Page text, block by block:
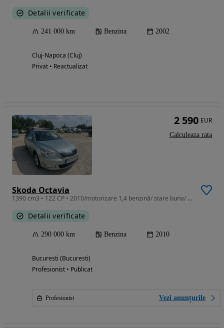
Detalii verificate
241 000 km Benzina 2002
Cluj-Napoca (Cluj)
Privat • Reactualizat
Skoda Octavia
1390 cm3 • 122 CP • 2010/motorizare 1,4 benzină/ stare buna/ pret 2590 euro
Detalii verificate
290 000 km Benzina 2010
Bucuresti (Bucuresti)
Profesionist • Publicat
Profesionist Vezi anunțurile
2 590 EUR
Calculeaza rata